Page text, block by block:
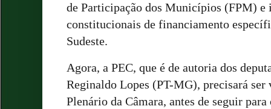
de Participação dos Municípios (FPM) e
constitucionais de financiamento
Sudeste.
Agora, a PEC, que é de autoria dos
Reginaldo Lopes (PT-MG), precisará ser
Plenário da Câmara, antes de seguir para